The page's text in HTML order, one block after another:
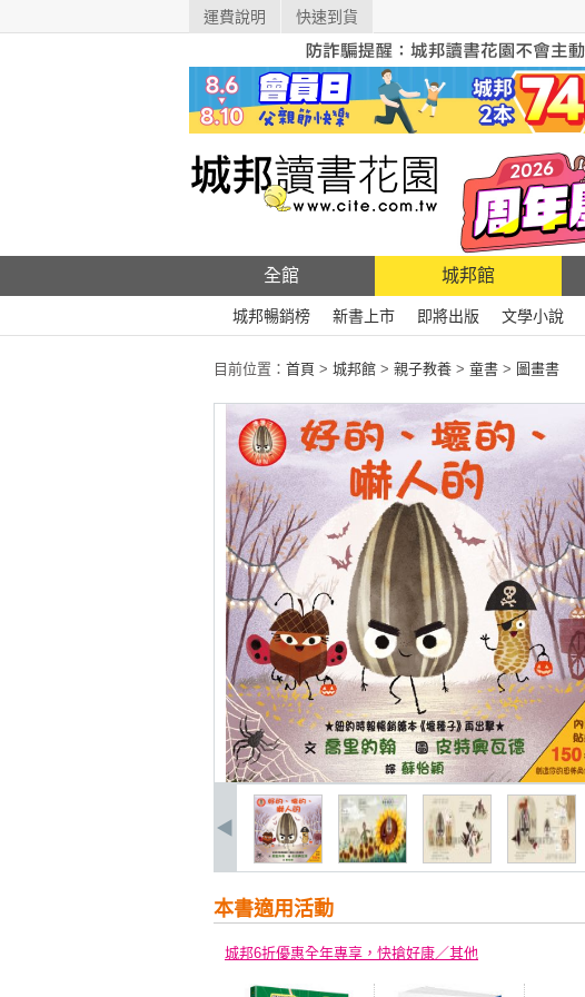
運費說明 快速到貨
全館 城邦館
城邦暢銷榜 新書上市 即將出版 文學小說
目前位置： 首頁 > 城邦館 > 親子教養 > 童書 > 圖畫書
本書適用活動
城邦6折優惠全年專享，快搶好康／其他